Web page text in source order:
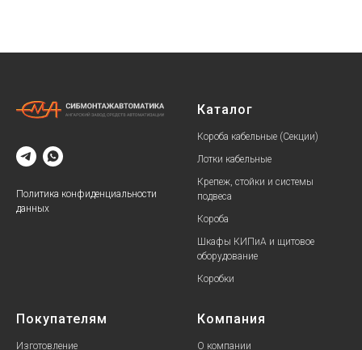
Политика конфиденциальности
данных
Каталог
Короба кабельные (Секции)
Лотки кабельные
Крепеж, стойки и системы
подвеса
Короба
Шкафы КИПиА и щитовое
оборудование
Коробки
Покупателям
Изготовление
Компания
О компании